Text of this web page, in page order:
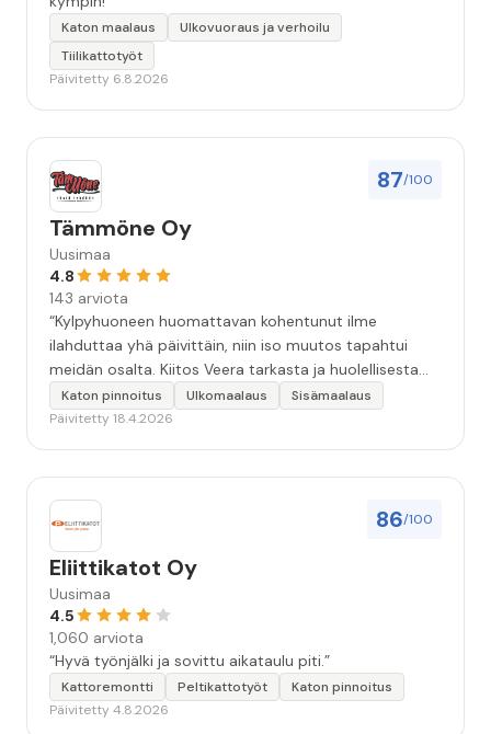
Katon maalaus
Ulkovuoraus ja verhoilu
Tiilikattotyöt
Päivitetty 6.8.2026
87/100
Tämmöne Oy
Uusimaa
4.8
143 arviota
“Kylpyhuoneen huomattavan kohentunut ilme
ilahduttaa yhä päivittäin, niin iso muutos tapahtui
meidän osalta. Kiitos Veera tarkasta ja huolellisesta
työstä, sekä ystävällisestä palvelusta!”
Katon pinnoitus Ulkomaalaus
Sisämaalaus
Päivitetty 18.4.2026
86/100
Eliittikatot Oy
Uusimaa
4.5
1,060 arviota
“Hyvä työnjälki ja sovittu aikataulu piti.”
Kattoremontti Peltikattotyöt
Katon pinnoitus
Päivitetty 4.8.2026